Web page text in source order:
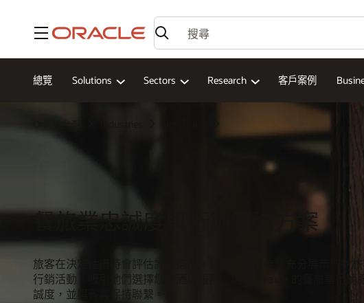
功能表
總覽 Solutions Sectors Research 客戶案例
餐旅業忠誠度與行銷解決方案
旅客在決定住宿時會評估許多選擇。您可以透過能夠充分展示您對
行銷活動，吸引他們選擇您的酒店服務。透過 Oracle 的餐旅業行銷
誠度，並與賓客保持聯繫。